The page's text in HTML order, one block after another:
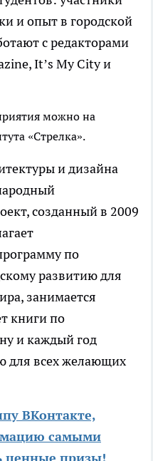
и опыт в городской
с редакторами
It’s My City и
можно на
«Стрелка».
и дизайна
созданный в 2009
по
развитию для
занимается
книги по
и каждый год
для всех желающих
ВКонтакте,
самыми